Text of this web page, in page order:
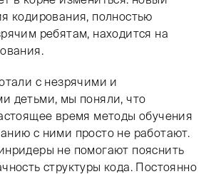
кодирования, полностью
ребятам, находится на
с незрячими и
детьми, мы поняли, что
время методы обучения
с ними просто не работают.
не помогают пояснить
структуры кода. Постоянно